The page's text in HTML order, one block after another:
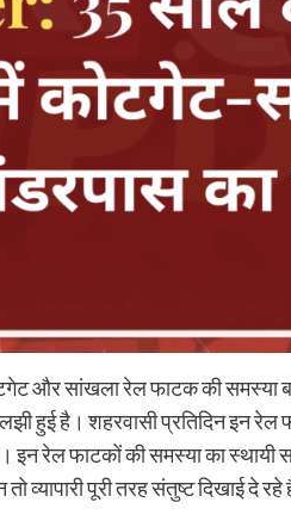
और सांखला रेल फाटक की समस्या
हुई है। शहरवासी प्रतिदिन इन
रेल फाटकों की समस्या का स्थायी
व्यापारी पूरी तरह संतुष्ट दिखाई दे